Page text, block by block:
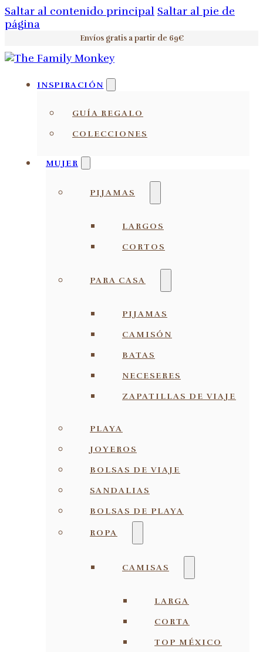
Saltar al contenido principal Saltar al pie de
página
Envíos gratis a partir de 69€
INSPIRACIÓN
GUÍA REGALO
COLECCIONES
MUJER
PIJAMAS
LARGOS
CORTOS
PARA CASA
PIJAMAS
CAMISÓN
BATAS
NECESERES
ZAPATILLAS DE VIAJE
PLAYA
JOYEROS
BOLSAS DE VIAJE
SANDALIAS
BOLSAS DE PLAYA
ROPA
CAMISAS
LARGA
CORTA
TOP MÉXICO